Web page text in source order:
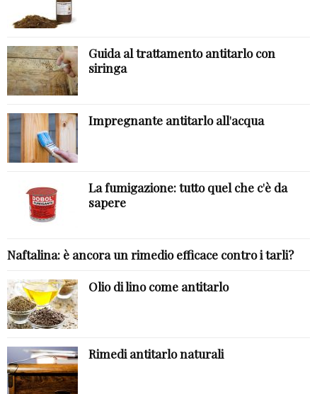
Guida al trattamento antitarlo con
siringa
Impregnante antitarlo all'acqua
La fumigazione: tutto quel che c'è da
sapere
Naftalina: è ancora un rimedio efficace contro i tarli?
Olio di lino come antitarlo
Rimedi antitarlo naturali